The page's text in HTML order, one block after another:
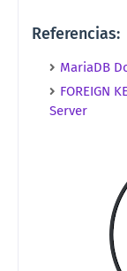
Referencias:
MariaDB
FOREIGN
Server